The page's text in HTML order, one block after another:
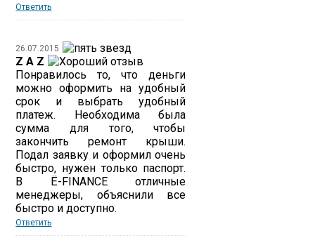
Ответить
26.07.2015
Z A Z
Понравилось то, что деньги
можно оформить на удобный
срок и выбрать удобный
платеж. Необходима была
сумма для того, чтобы
закончить ремонт крыши.
Подал заявку и оформил очень
быстро, нужен только паспорт.
В Ё-FINANCE отличные
менеджеры, объяснили все
быстро и доступно.
Ответить